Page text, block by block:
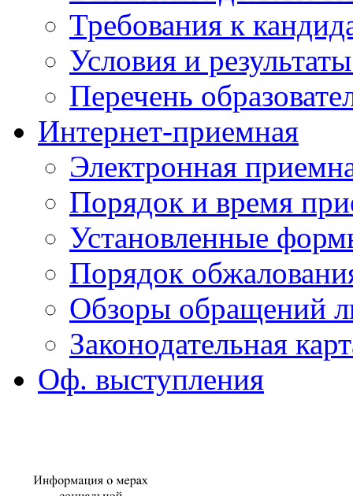
Требования к
Условия и
Перечень
Интернет-приемная
Электронная
Порядок и время
Установленные
Порядок
Обзоры обращений
Законодательная
Оф. выступления